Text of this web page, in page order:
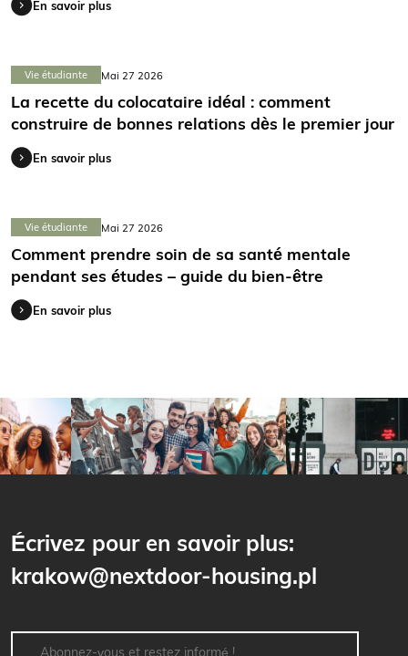
En savoir plus
Vie étudiante Mai 27 2026
La recette du colocataire idéal : comment
construire de bonnes relations dès le premier jour
En savoir plus
Vie étudiante Mai 27 2026
Comment prendre soin de sa santé mentale
pendant ses études – guide du bien-être
En savoir plus
Écrivez pour en savoir plus:
krakow@nextdoor-housing.pl